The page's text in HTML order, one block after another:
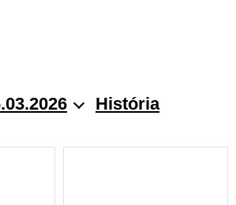
História